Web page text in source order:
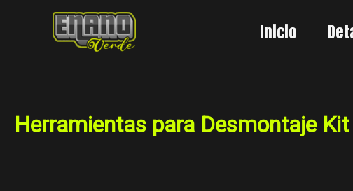
Inicio
Herramientas para Desmontaje